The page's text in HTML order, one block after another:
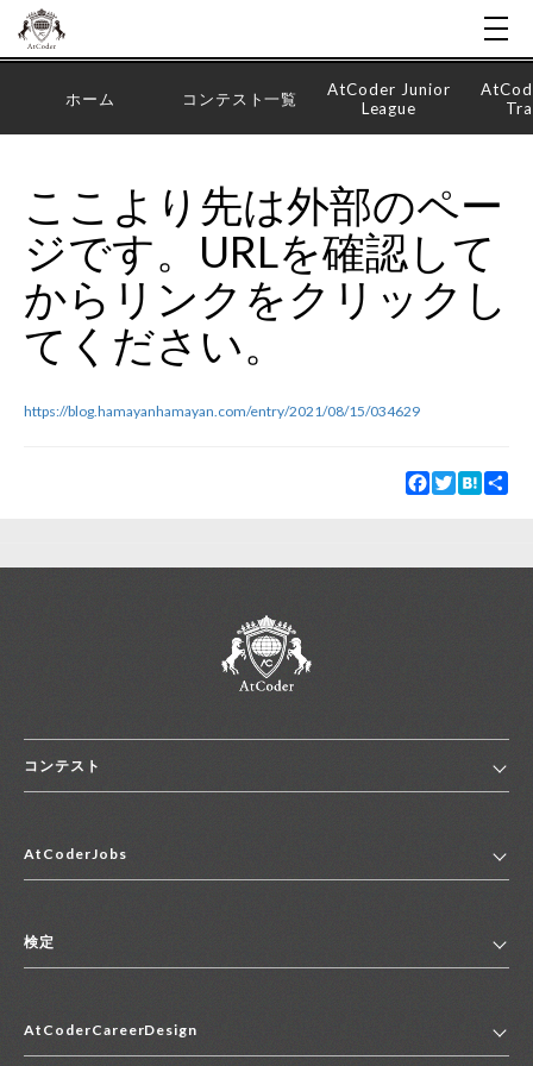
JP EN
ホーム コンテスト一覧
AtCoder Junior
League
ここより先は外部のペー
ジです。URLを確認して
からリンクをクリックし
てください。
https://blog.hamayanhamayan.com/entry/2021/08/15/034629
Facebook
TwitterHatena
コンテスト
コンテスト一覧
便利リンク集
AtCoderJobs
2027年新卒採用求人一覧
中途採用求人一覧
検定
マイページ
AtCoderCareerDesign